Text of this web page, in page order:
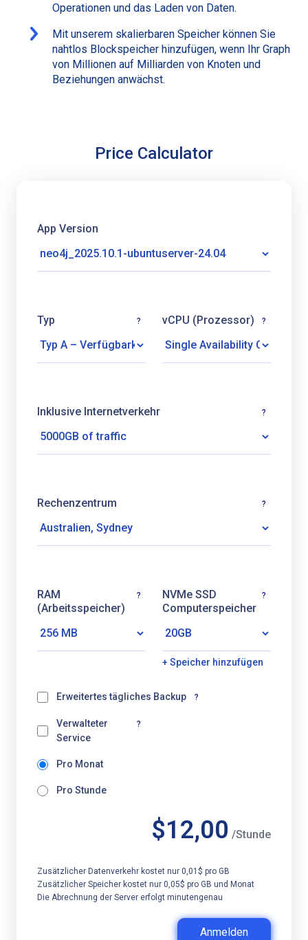
Operationen und das Laden von Daten.
Mit unserem skalierbaren Speicher können Sie
nahtlos Blockspeicher hinzufügen, wenn Ihr Graph
von Millionen auf Milliarden von Knoten und
Beziehungen anwächst.
Price Calculator
App Version
Typ ? vCPU (Prozessor) ?
Inklusive Internetverkehr ?
Rechenzentrum ?
RAM
(Arbeitsspeicher)
?
NVMe SSD
Computerspeicher
?
+ Speicher hinzufügen
Erweitertes tägliches Backup ?
Verwalteter
Service
?
Pro Monat
Pro Stunde
Zusätzlicher Datenverkehr kostet nur 0,01$ pro GB
Zusätzlicher Speicher kostet nur 0,05$ pro GB und Monat
Die Abrechnung der Server erfolgt minutengenau
$12,00 /Stunde
Anmelden